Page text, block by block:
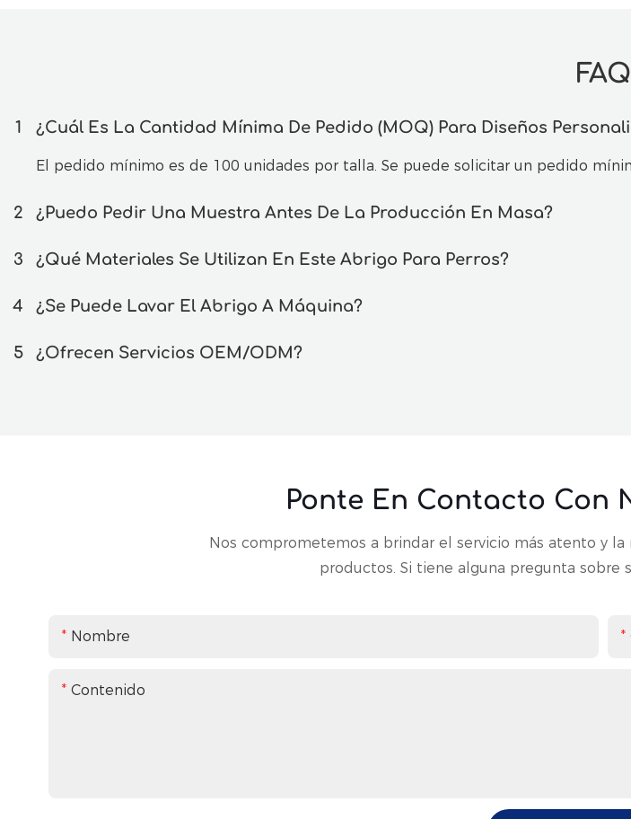
FAQ
1 ¿Cuál Es La Cantidad Mínima De Pedido (MOQ) Para Diseños
El pedido mínimo es de 100 unidades por talla. Se puede solicitar un pedido
2 ¿Puedo Pedir Una Muestra Antes De La Producción En Masa?
3 ¿Qué Materiales Se Utilizan En Este Abrigo Para Perros?
4 ¿Se Puede Lavar El Abrigo A Máquina?
5 ¿Ofrecen Servicios OEM/ODM?
Ponte En Contacto Con
Nos comprometemos a brindar el servicio más atento y
productos. Si tiene alguna pregunta sobre
Nombre
Contenido